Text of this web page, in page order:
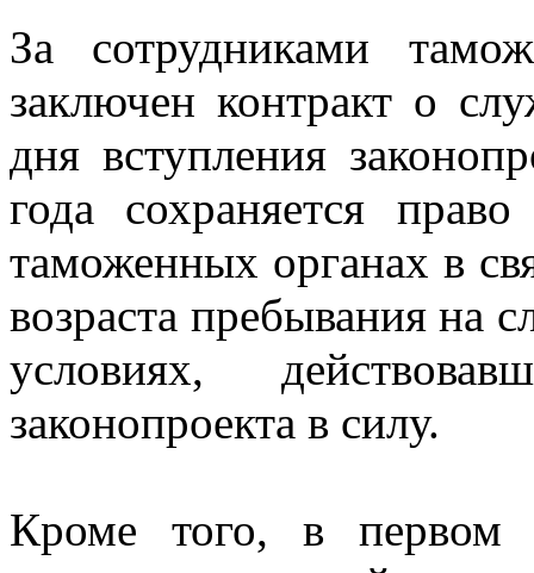
За сотрудниками
заключен контракт о
дня вступления
года сохраняется
таможенных органах в
возраста пребывания на
условиях,
законопроекта в силу.
Кроме того, в первом